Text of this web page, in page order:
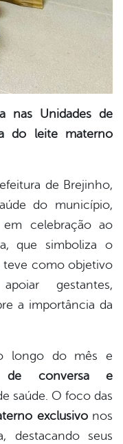
nas Unidades de
do leite materno
de Brejinho,
do município,
em celebração ao
que simboliza o
teve como objetivo
gestantes,
a importância da
longo do mês e
de conversa e
saúde. O foco das
exclusivonos
destacando seus